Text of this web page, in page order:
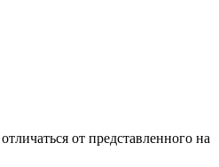
от представленного на